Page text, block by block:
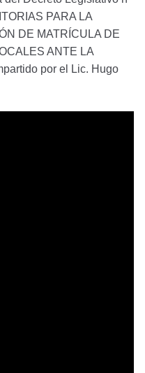
PARA LA
DE MATRÍCULA DE
ANTE LA
por el Lic. Hugo